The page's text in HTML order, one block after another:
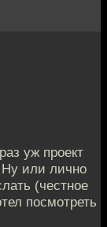
уж проект
Ну или лично
(честное
посмотреть